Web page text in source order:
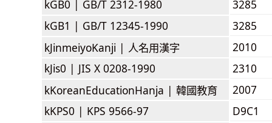
kGB0 | GB/T 2312-1980
3285
kGB1 | GB/T 12345-1990
3285
kJinmeiyoKanji | 人名用漢字
2010
kJis0 | JIS X 0208-1990
2310
kKoreanEducationHanja | 韓國教育
2007
kKPS0 | KPS 9566-97
D9C1